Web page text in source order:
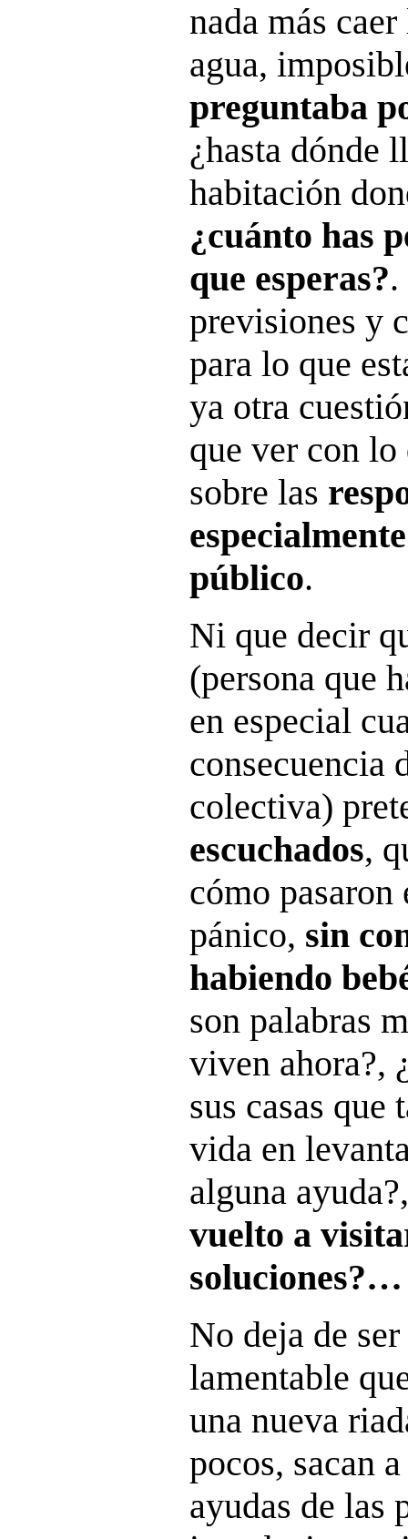
nada más
agua,
preguntaba
¿hasta dónde
habitación
¿cuánto has
que esperas?
previsiones y
para lo que
ya otra
que ver con lo
sobre las
público.
Ni que decir
(persona que
en especial
consecuencia
colectiva)
escuchados,
cómo pasaron
pánico, sin
habiendo
son palabras
viven ahora?,
sus casas que
vida en
alguna
vuelto a
soluciones?…
No deja de
lamentable
una nueva
pocos, sacan
ayudas de las